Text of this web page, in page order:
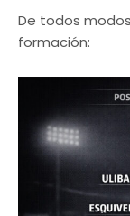
De todos
formación: